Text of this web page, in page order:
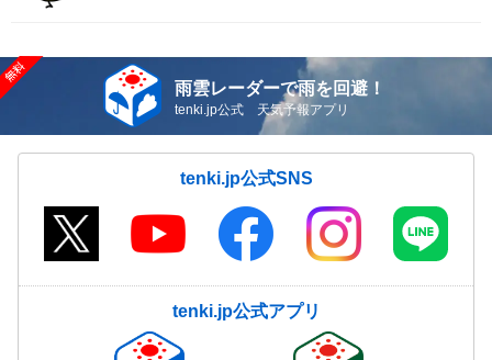
雨雲レーダーで雨を回避！
tenki.jp公式 天気予報アプリ
tenki.jp公式SNS
tenki.jp公式アプリ